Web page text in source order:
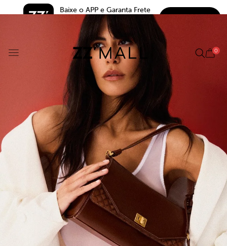
Baixe o APP e Garanta Frete
0